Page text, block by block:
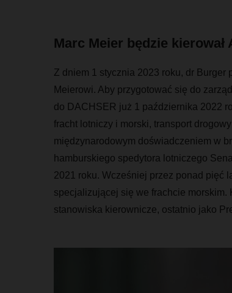
Marc Meier będzie
Z dniem 1 stycznia 2023 roku, dr Burger
Meierowi. Aby przygotować się do
do DACHSER już 1 października 2022
fracht lotniczy i morski, transport
międzynarodowym doświadczeniem w
hamburskiego spedytora lotniczego
2021 roku. Wcześniej przez ponad pięć
specjalizującej się we frachcie morskim.
stanowiska kierownicze, ostatnio jako